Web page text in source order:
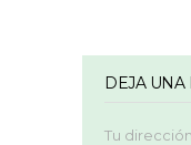
DEJA UNA
Tu